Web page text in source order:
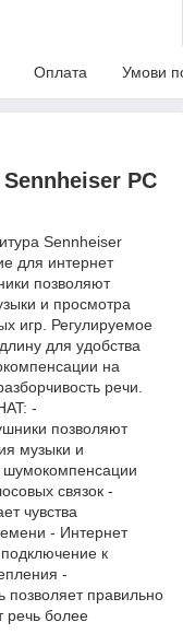
Оплата Умови
PC
Sennheiser
для интернет
позволяют
и просмотра
игр. Регулируемое
для удобства
на
речи.
-
позволяют
музыки и
связок -
чувства
- Интернет
к
-
правильно
речь более